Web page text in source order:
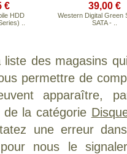
€
HDD
..
39,00 €
Western Digital Green
SATA - ..
liste des magasins
permettre de
apparaître,
de la catégorie
une erreur
nous le